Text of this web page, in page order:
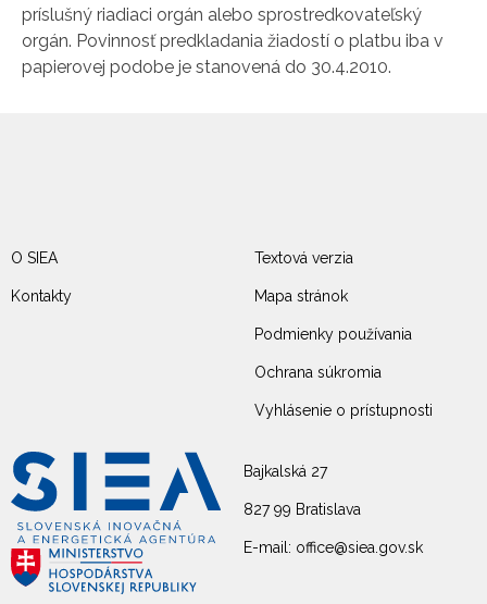
príslušný riadiaci orgán alebo sprostredkovateľský
orgán. Povinnosť predkladania žiadostí o platbu iba v
papierovej podobe je stanovená do 30.4.2010.
Bajkalská 27
827 99 Bratislava
E-mail: office@siea.gov.sk
O SIEA
Kontakty
Textová verzia
Mapa stránok
Podmienky používania
Ochrana súkromia
Vyhlásenie o prístupnosti